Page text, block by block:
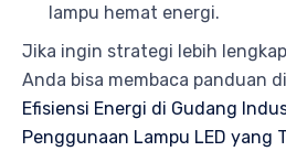
lampu hemat energi.
Jika ingin strategi lebih
Anda bisa membaca panduan
Efisiensi Energi di Gudang
Penggunaan Lampu LED yang